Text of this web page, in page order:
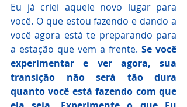
Eu já criei aquele novo lugar para
você. O que estou fazendo e dando a
você agora está te preparando para
a estação que vem a frente. Se você
experimentar e ver agora, sua
transição não será tão dura
quanto você está fazendo com que